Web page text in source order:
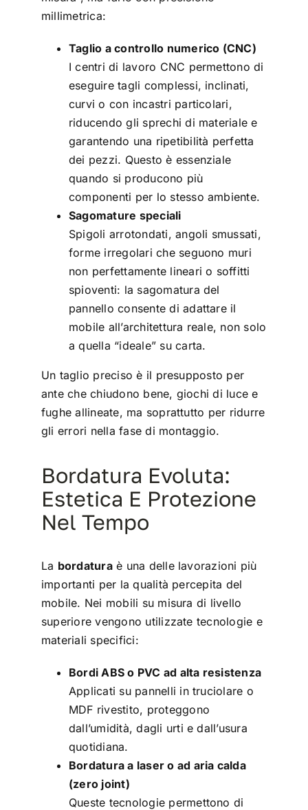
millimetrica:
Taglio a controllo numerico (CNC)
I centri di lavoro CNC permettono di
eseguire tagli complessi, inclinati,
curvi o con incastri particolari,
riducendo gli sprechi di materiale e
garantendo una ripetibilità perfetta
dei pezzi. Questo è essenziale
quando si producono più
componenti per lo stesso ambiente.
Sagomature speciali
Spigoli arrotondati, angoli smussati,
forme irregolari che seguono muri
non perfettamente lineari o soffitti
spioventi: la sagomatura del
pannello consente di adattare il
mobile all’architettura reale, non solo
a quella “ideale” su carta.
Un taglio preciso è il presupposto per
ante che chiudono bene, giochi di luce e
fughe allineate, ma soprattutto per ridurre
gli errori nella fase di montaggio.
Bordatura Evoluta:
Estetica E Protezione
Nel Tempo
La bordaturaè una delle lavorazioni più
importanti per la qualità percepita del
mobile. Nei mobili su misura di livello
superiore vengono utilizzate tecnologie e
materiali specifici:
Bordi ABS o PVC ad alta resistenza
Applicati su pannelli in truciolare o
MDF rivestito, proteggono
dall’umidità, dagli urti e dall’usura
quotidiana.
Bordatura a laser o ad aria calda
(zero joint)
Queste tecnologie permettono di